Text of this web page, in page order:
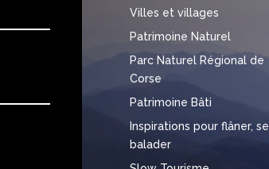
Villes et villages
Patrimoine Naturel
Parc Naturel Régional de
Corse
Patrimoine Bâti
Inspirations pour flâner, se
balader